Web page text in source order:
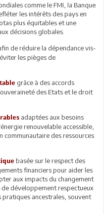
comme le FMI, la Banque
les intérêts des pays en
plus équitables et une
décisions globales.
de réduire la dépendance vis-
les pièges de
grâce à des accords
des Etats et le droit
adaptées aux besoins
renouvelable accessible,
communautaire des ressources
basée sur le respect des
financiers pour aider les
aux impacts du changement
développement respectueux
pratiques ancestrales, souvent